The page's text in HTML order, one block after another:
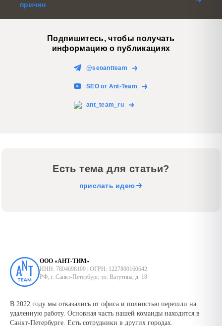
причин
Подпишитесь, чтобы получать
информацию о публикациях
@seoantteam
SEO от Ant-Team
ant_team_ru
Есть тема для статьи?
прислать идею
ООО «АНТ-ТИМ»
ИНН: 7804698109 | ОГРН: 1227800160642
РФ, г. Санкт-Петербург, ул. Ватутина, д. 18
В 2022 году мы отказались от офиса и полностью перешли на
удаленную работу. Основная часть нашей команды находится в
Санкт-Петербурге. Есть сотрудники в других городах.